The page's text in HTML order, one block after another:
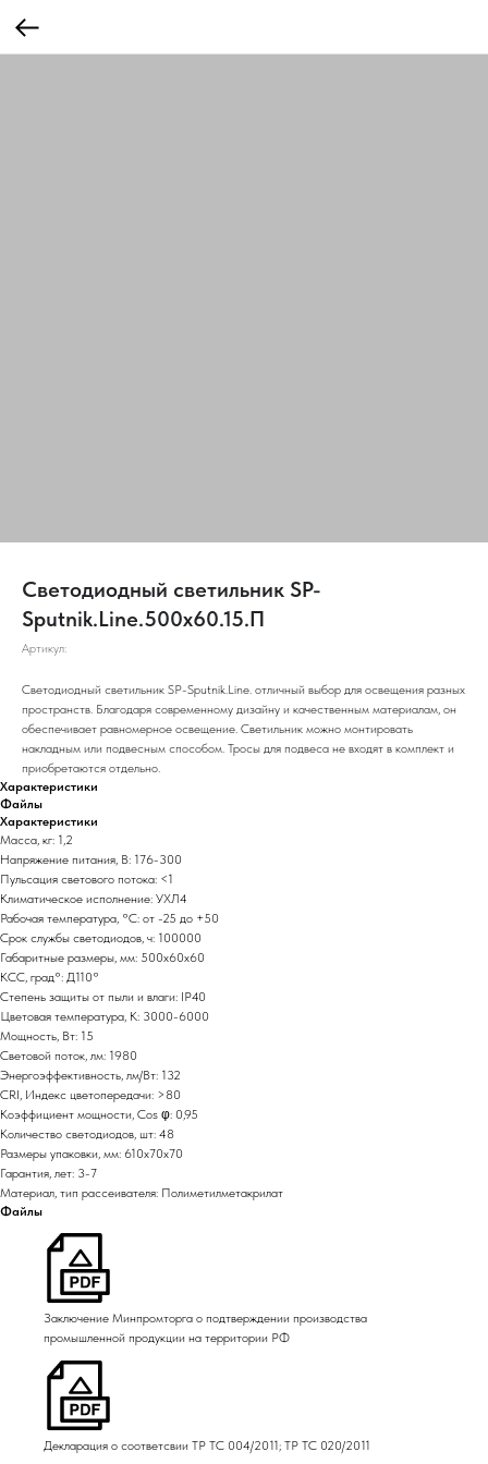
Светодиодный светильник SP-
Sputnik.Line.500х60.15.П
Артикул:
Светодиодный светильник SP-Sputnik.Line. отличный выбор для освещения разных
пространств. Благодаря современному дизайну и качественным материалам, он
обеспечивает равномерное освещение. Светильник можно монтировать
накладным или подвесным способом. Тросы для подвеса не входят в комплект и
приобретаются отдельно.
Характеристики
Файлы
Характеристики
Масса, кг: 1,2
Напряжение питания, В: 176-300
Пульсация светового потока: <1
Климатическое исполнение: УХЛ4
Рабочая температура, °С: от -25 до +50
Срок службы светодиодов, ч: 100000
Габаритные размеры, мм: 500х60х60
КСС, град°: Д110°
Степень защиты от пыли и влаги: IP40
Цветовая температура, K: 3000-6000
Мощность, Вт: 15
Световой поток, лм: 1980
Энергоэффективность, лм/Вт: 132
CRI, Индекс цветопередачи: >80
Коэффициент мощности, Cos φ: 0,95
Количество светодиодов, шт: 48
Размеры упаковки, мм: 610х70х70
Гарантия, лет: 3-7
Материал, тип рассеивателя: Полиметилметакрилат
Файлы
Заключение Минпромторга о подтверждении производства
промышленной продукции на территории РФ
Декларация о соответсвии ТР ТС 004/2011; ТР ТС 020/2011